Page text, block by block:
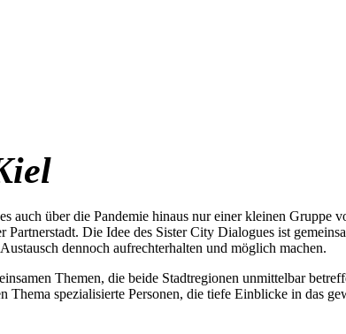
auch über die Pandemie hinaus nur einer kleinen Gruppe
Die Idee des Sister City Dialogues ist
dennoch aufrechterhalten und möglich machen.
Themen, die beide Stadtregionen unmittelbar
spezialisierte Personen, die tiefe Einblicke in das